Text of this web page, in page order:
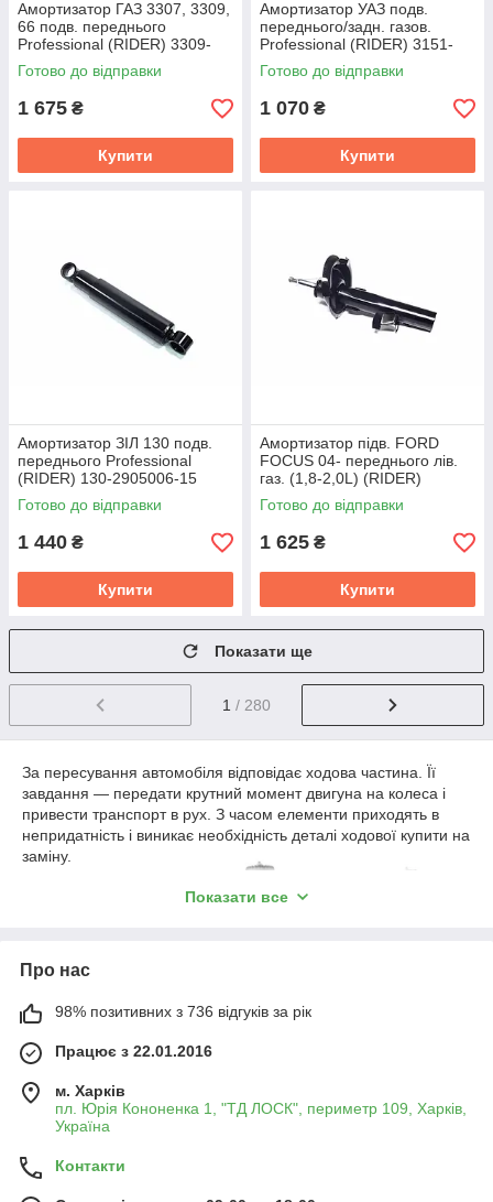
Амортизатор ГАЗ 3307, 3309,
66 подв. переднього
Professional (RIDER) 3309-
2905006 PRO
Готово до відправки
1 675 ₴
Купити
Амортизатор УАЗ подв.
переднього/задн. газов.
Professional (RIDER) 3151-
2905006 PRO G
Готово до відправки
1 070 ₴
Купити
Амортизатор ЗІЛ 130 подв.
переднього Professional
(RIDER) 130-2905006-15
PRO
Готово до відправки
1 440 ₴
Купити
Амортизатор підв. FORD
FOCUS 04- переднього лів.
газ. (1,8-2,0L) (RIDER)
RD.3470334841
Готово до відправки
1 625 ₴
Купити
Показати ще
1 / 280
За пересування автомобіля відповідає ходова частина. Її
завдання — передати крутний момент двигуна на колеса і
привести транспорт в рух. З часом елементи приходять в
непридатність і виникає необхідність деталі ходової купити на
заміну.
Ходова частина
колесами. Вона
пом'якшує виникають
неї входять пружні елементи підвіски, завдання яких —
амортизація кузова.
Показати все
Про нас
98% позитивних з 736 відгуків за рік
Працює з 22.01.2016
м. Харків
пл. Юрія Кононенка 1, "ТД ЛОСК", периметр 109, Харків,
Україна
Контакти